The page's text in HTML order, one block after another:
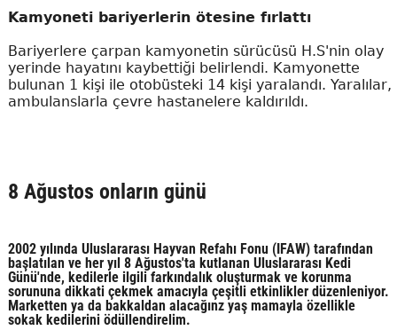
Kamyoneti bariyerlerin ötesine fırlattı
Bariyerlere çarpan kamyonetin sürücüsü H.S'nin olay
yerinde hayatını kaybettiği belirlendi. Kamyonette
bulunan 1 kişi ile otobüsteki 14 kişi yaralandı. Yaralılar,
ambulanslarla çevre hastanelere kaldırıldı.
8 Ağustos onların günü
2002 yılında Uluslararası Hayvan Refahı Fonu (IFAW) tarafından
başlatılan ve her yıl 8 Ağustos'ta kutlanan Uluslararası Kedi
Günü'nde, kedilerle ilgili farkındalık oluşturmak ve korunma
sorununa dikkati çekmek amacıyla çeşitli etkinlikler düzenleniyor.
Marketten ya da bakkaldan alacağınz yaş mamayla özellikle
sokak kedilerini ödüllendirelim.